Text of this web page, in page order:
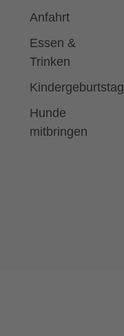
Anfahrt
Essen &
Trinken
Kindergeburtstag
Hunde
mitbringen